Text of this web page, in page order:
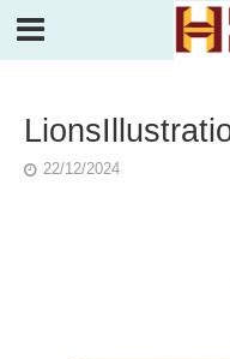
22/12/2024